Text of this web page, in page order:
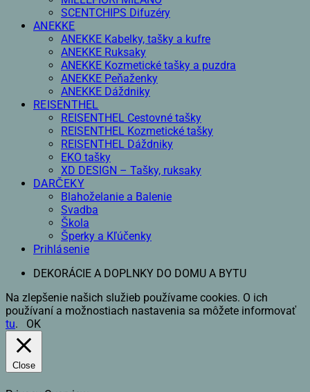
SCENTCHIPS Difuzéry
ANEKKE
ANEKKE Kabelky, tašky a kufre
ANEKKE Ruksaky
ANEKKE Kozmetické tašky a puzdra
ANEKKE Peňaženky
ANEKKE Dáždniky
REISENTHEL
REISENTHEL Cestovné tašky
REISENTHEL Kozmetické tašky
REISENTHEL Dáždniky
EKO tašky
XD DESIGN – Tašky, ruksaky
DARČEKY
Blahoželanie a Balenie
Svadba
Škola
Šperky a Kľúčenky
Prihlásenie
DEKORÁCIE A DOPLNKY DO DOMU A BYTU
Na zlepšenie našich služieb používame cookies. O ich
používaní a možnostiach nastavenia sa môžete informovať
tu. OK
Close